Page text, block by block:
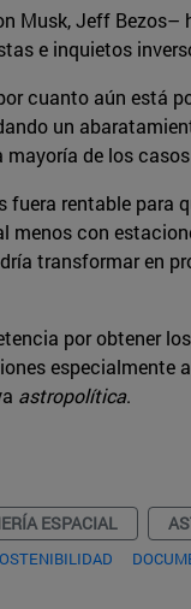
Musk, Jeff Bezos–
e inquietos
cuanto aún está
un
de los
rentable para
menos con
transformar en
por obtener
astropolítica.
ESPACIAL